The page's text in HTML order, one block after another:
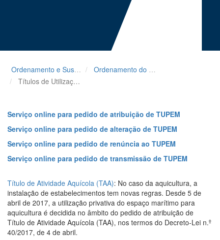
Ordenamento e Sustentabilidade
Ordenamento do Espaço Marítimo
Títulos de Utilização do Espaço Marítimo
Serviço online para pedido de atribuição de TUPEM
Serviço online para pedido de alteração de TUPEM
Serviço online para pedido de renúncia ao TUPEM
Serviço online para pedido de transmissão de TUPEM
Título de Atividade Aquícola (TAA): No caso da aquicultura, a
instalação de estabelecimentos tem novas regras. Desde 5 de
abril de 2017, a utilização privativa do espaço marítimo para
aquicultura é decidida no âmbito do pedido de atribuição de
Título de Atividade Aquícola (TAA), nos termos do Decreto-Lei n.º
40/2017, de 4 de abril.